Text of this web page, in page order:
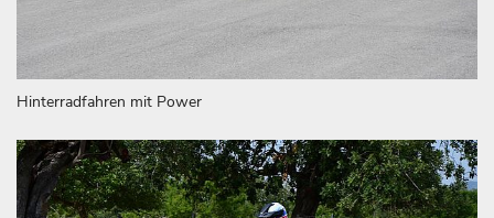
Hinterradfahren mit Power